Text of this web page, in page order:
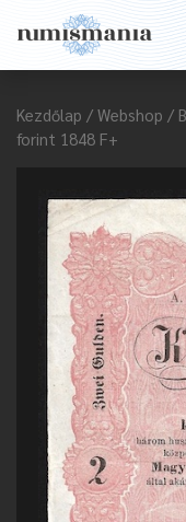
Kezdőlap / Webshop /
forint 1848 F+